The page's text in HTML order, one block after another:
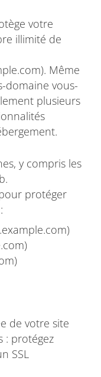
votre
illimité de
Même
domaine vous-
plusieurs
y compris les
protéger
de votre site
: protégez
SSL